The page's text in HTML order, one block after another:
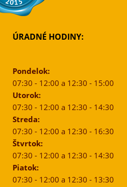
ÚRADNÉ HODINY:
Pondelok:
07:30 - 12:00 a 12:30 - 15:00
Utorok:
07:30 - 12:00 a 12:30 - 14:30
Streda:
07:30 - 12:00 a 12:30 - 16:30
Štvrtok:
07:30 - 12:00 a 12:30 - 14:30
Piatok:
07:30 - 12:00 a 12:30 - 13:30